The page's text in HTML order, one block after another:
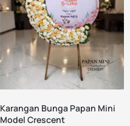
Karangan Bunga Papan Mini
Model Crescent